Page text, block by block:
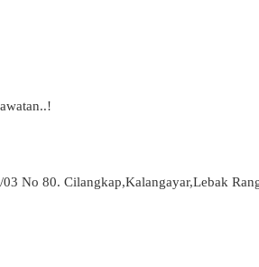
No 80. Cilangkap,Kalangayar,Lebak